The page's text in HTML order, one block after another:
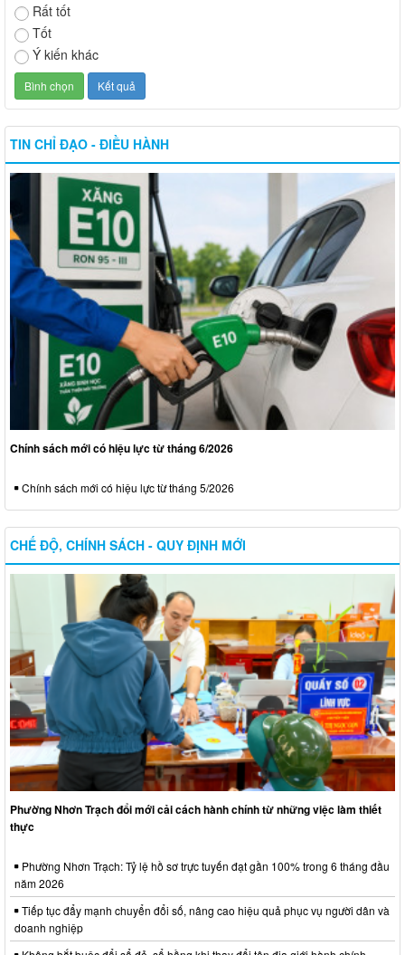
Rất tốt
Tốt
Ý kiến khác
TIN CHỈ ĐẠO - ĐIỀU HÀNH
Chính sách mới có hiệu lực từ tháng 6/2026
Chính sách mới có hiệu lực từ tháng 5/2026
CHẾ ĐỘ, CHÍNH SÁCH - QUY ĐỊNH MỚI
Phường Nhơn Trạch đổi mới cải cách hành chính từ những việc làm thiết
thực
Phường Nhơn Trạch: Tỷ lệ hồ sơ trực tuyến đạt gần 100% trong 6 tháng đầu
năm 2026
Tiếp tục đẩy mạnh chuyển đổi số, nâng cao hiệu quả phục vụ người dân và
doanh nghiệp